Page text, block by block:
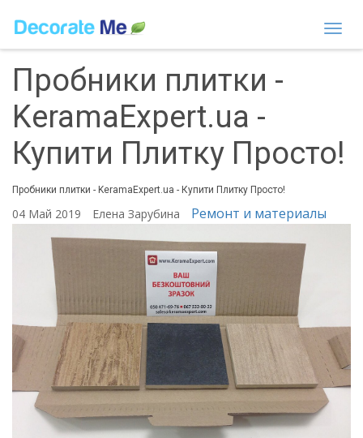
Пробники плитки -
KeramaExpert.ua -
Купити Плитку Просто!
Пробники плитки - KeramaExpert.ua - Купити Плитку Просто!
04 Май 2019 Елена Зарубина Ремонт и материалы